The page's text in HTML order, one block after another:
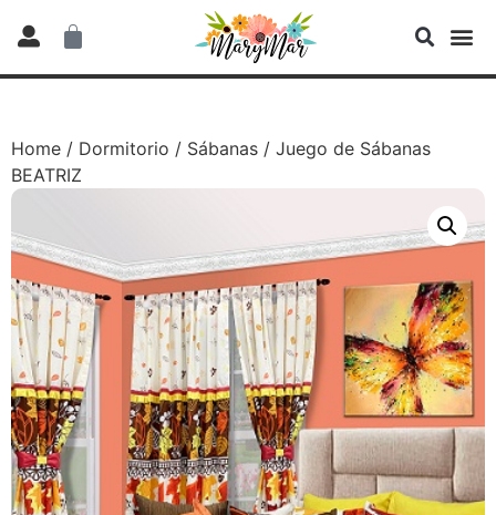
Home / Dormitorio / Sábanas / Juego de Sábanas
BEATRIZ